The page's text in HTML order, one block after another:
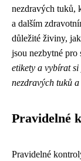
nezdravých tuků,
a dalším
důležité živiny,
jsou nezbytné pro
etikety a vybírat
nezdravých tuků
Pravidelné
Pravidelné